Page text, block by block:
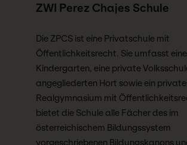
ZWI Perez Chajes Schule
Die ZPCS ist eine Privatschule mit
Öffentlichkeitsrecht. Sie umfasst
Kindergarten, eine private
angegliederten Hort sowie ein
Realgymnasium mit
bietet die Schule alle Fächer des im
österreichischem Bildungssystem
vorgeschriebenen Bildungskanons